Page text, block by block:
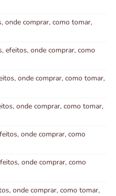
onde comprar, como tomar,
efeitos, onde comprar, como
onde comprar, como tomar,
onde comprar, como tomar,
onde comprar, como
onde comprar, como
onde comprar, como tomar,